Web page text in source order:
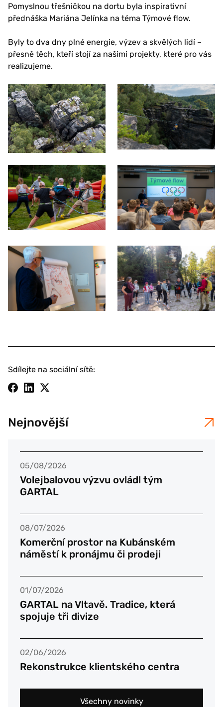
Pomyslnou třešničkou na dortu byla inspirativní
přednáška Mariána Jelínka na téma Týmové flow.
Byly to dva dny plné energie, výzev a skvělých lidí –
přesně těch, kteří stojí za našimi projekty, které pro vás
realizujeme.
Sdílejte na sociální sítě:
Nejnovější
05/08/2026
Volejbalovou výzvu ovládl tým
GARTAL
08/07/2026
Komerční prostor na Kubánském
náměstí k pronájmu či prodeji
01/07/2026
GARTAL na Vltavě. Tradice, která
spojuje tři divize
02/06/2026
Rekonstrukce klientského centra
Všechny novinky